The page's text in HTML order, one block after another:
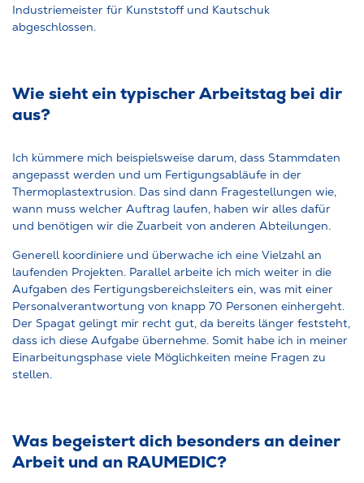
Industriemeister für Kunststoff und Kautschuk
abgeschlossen.
Wie sieht ein typischer Arbeitstag bei dir
aus?
Ich kümmere mich beispielsweise darum, dass Stammdaten
angepasst werden und um Fertigungsabläufe in der
Thermoplastextrusion. Das sind dann Fragestellungen wie,
wann muss welcher Auftrag laufen, haben wir alles dafür
und benötigen wir die Zuarbeit von anderen Abteilungen.
Generell koordiniere und überwache ich eine Vielzahl an
laufenden Projekten. Parallel arbeite ich mich weiter in die
Aufgaben des Fertigungsbereichsleiters ein, was mit einer
Personalverantwortung von knapp 70 Personen einhergeht.
Der Spagat gelingt mir recht gut, da bereits länger feststeht,
dass ich diese Aufgabe übernehme. Somit habe ich in meiner
Einarbeitungsphase viele Möglichkeiten meine Fragen zu
stellen.
Was begeistert dich besonders an deiner
Arbeit und an RAUMEDIC?